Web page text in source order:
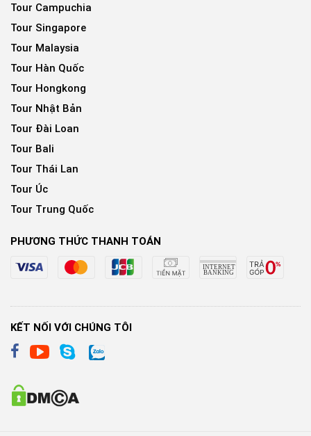
Tour Campuchia
Tour Singapore
Tour Malaysia
Tour Hàn Quốc
Tour Hongkong
Tour Nhật Bản
Tour Đài Loan
Tour Bali
Tour Thái Lan
Tour Úc
Tour Trung Quốc
PHƯƠNG THỨC THANH TOÁN
KẾT NỐI VỚI CHÚNG TÔI